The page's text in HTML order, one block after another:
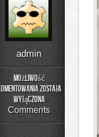
admin
Możliwość
została
wyłączona
Comments